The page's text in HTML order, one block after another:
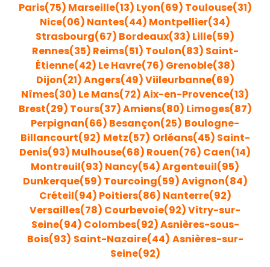
Paris(75) Marseille(13) Lyon(69) Toulouse(31)
Nice(06) Nantes(44) Montpellier(34)
Strasbourg(67) Bordeaux(33) Lille(59)
Rennes(35) Reims(51) Toulon(83) Saint-
Étienne(42) Le Havre(76) Grenoble(38)
Dijon(21)Angers(49)Viileurbanne(69)
Nîmes(30) Le Mans(72)Aix-en-Provence(13)
Brest(29) Tours(37)Amiens(80) Limoges(87)
Perpignan(66) Besançon(25) Boulogne-
Billancourt(92) Metz(57) Orléans(45) Saint-
Denis(93) Mulhouse(68) Rouen(76) Caen(14)
Montreuil(93) Nancy(54)Argenteuil(95)
Dunkerque(59) Tourcoing(59)Avignon(84)
Créteil(94) Poitiers(86) Nanterre(92)
Versailles(78) Courbevoie(92)Vitry-sur-
Seine(94) Colombes(92)Asnières-sous-
Bois(93) Saint-Nazaire(44) Asnières-sur-
Seine(92)